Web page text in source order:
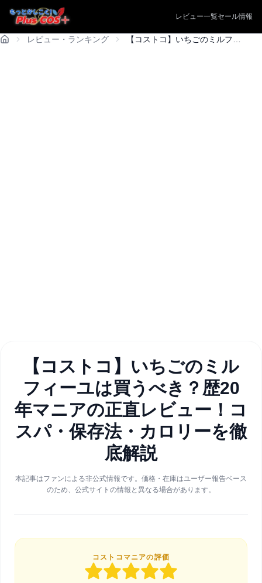
レビュー一覧セール情報
レビュー・ランキング
【コストコ】いちごのミル
フィーユは買うべき？歴20
年マニアの正直レビュー！コ
スパ・保存法・カロリーを徹
底解説
本記事はファンによる非公式情報です。価格・在庫はユーザー報告ベース
のため、公式サイトの情報と異なる場合があります。
コストコマニアの評価